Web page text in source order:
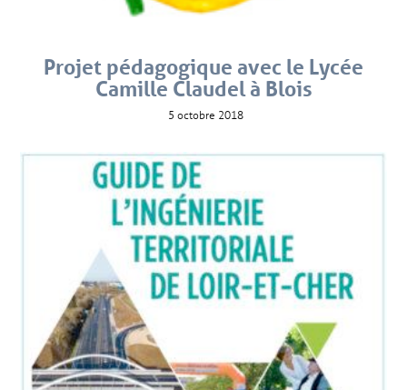
Projet pédagogique avec le Lycée
Camille Claudel à Blois
5 octobre 2018